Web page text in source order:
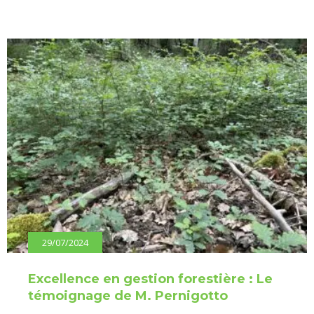
29/07/2024
Excellence en gestion forestière : Le
témoignage de M. Pernigotto